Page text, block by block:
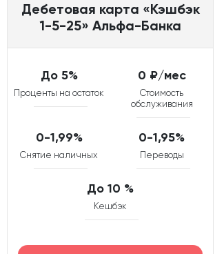
Дебетовая карта «Кэшбэк
1-5-25» Альфа-Банка
До 5%
Проценты на остаток
0 ₽/мес
Стоимость
обслуживания
0-1,99%
Снятие наличных
0-1,95%
Переводы
До 10 %
Кешбэк